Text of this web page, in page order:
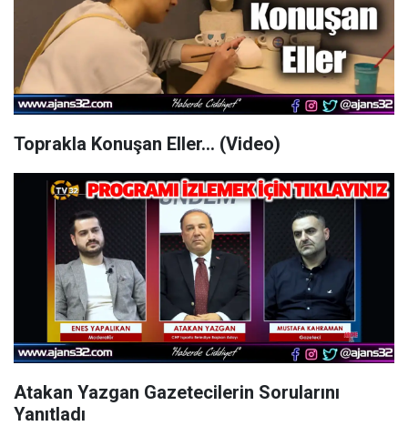
Toprakla Konuşan Eller... (Video)
Atakan Yazgan Gazetecilerin Sorularını
Yanıtladı